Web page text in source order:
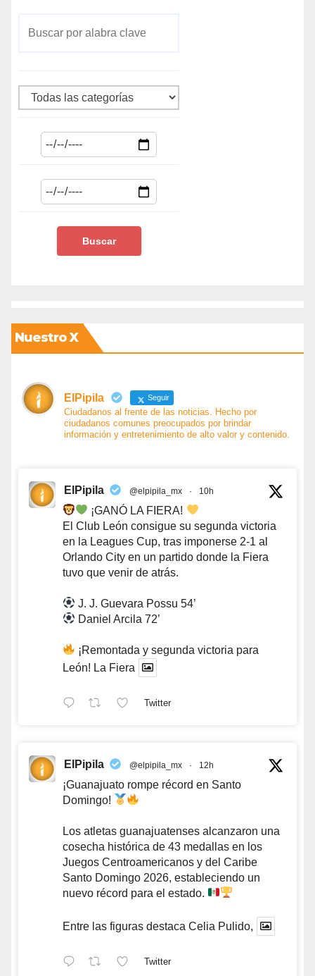
Nuestro X
ElPipila Seguir
Ciudadanos al frente de las noticias. Hecho por
ciudadanos comunes preocupados por brindar
información y entretenimiento de alto valor y contenido.
ElPipila @elpipila_mx · 10h
¡GANÓ LA FIERA!
El Club León consigue su segunda victoria
en la Leagues Cup, tras imponerse 2-1 al
Orlando City en un partido donde la Fiera
tuvo que venir de atrás.
J. J. Guevara Possu 54’
Daniel Arcila 72’
¡Remontada y segunda victoria para
León! La Fiera
Twitter
ElPipila @elpipila_mx · 12h
¡Guanajuato rompe récord en Santo
Domingo!
Los atletas guanajuatenses alcanzaron una
cosecha histórica de 43 medallas en los
Juegos Centroamericanos y del Caribe
Santo Domingo 2026, estableciendo un
nuevo récord para el estado.
Entre las figuras destaca Celia Pulido,
Twitter